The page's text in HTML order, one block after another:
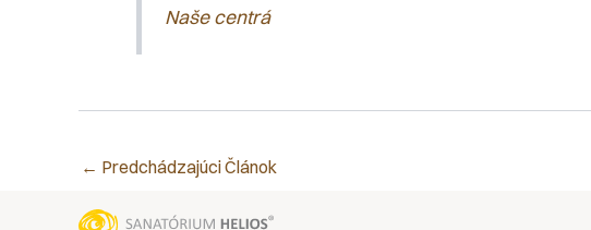
Naše centrá
← Predchádzajúci Článok